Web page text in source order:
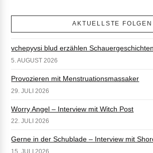
AKTUELLSTE FOLGEN
vchepyvsi blud erzählen Schauergeschichten
5. AUGUST 2026
Provozieren mit Menstruationsmassaker
29. JULI 2026
Worry Angel – Interview mit Witch Post
22. JULI 2026
Gerne in der Schublade – Interview mit